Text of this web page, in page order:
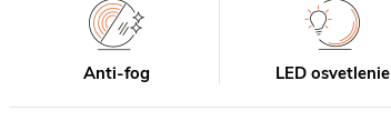
Anti-fog LED osvetlenie